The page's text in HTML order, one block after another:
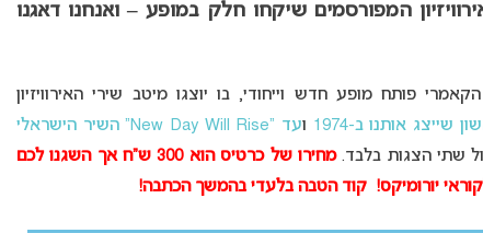
המפורסמים שיקחו חלק במופע – ואנחנו דאגנו
פותח מופע חדש וייחודי, בו יוצגו מיטב שירי האירוויזיון
אותנו ב-1974 ועד “New Day Will Rise” השיר הישראלי
שתי הצגות בלבד.
מחירו של כרטיס הוא 300 ש”ח אך השגנו לכם